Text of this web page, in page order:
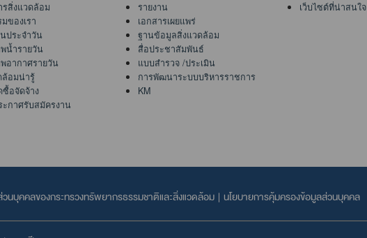
สิ่งแวดล้อม
ของเรา
ประจำวัน
น้ำรายวัน
อากาศรายวัน
ล้อมน่ารู้
อจัดจ้าง
ะกาศรับสมัครงาน
รายงาน
เอกสารเผยแพร่
ฐานข้อมูลสิ่งแวดล้อม
สื่อประชาสัมพันธ์
แบบสำรวจ /ประเมิน
การพัฒนาระบบบริหารราชการ
KM
เว็บไซต์ที่น่าสนใจ
นบุคคลของกระทรวงทรัพยากรธรรมชาติและสิ่งแวดล้อม | นโยบายการคุ้มครองข้อมูลส่วนบุคคล